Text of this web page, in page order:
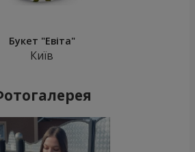
Букет "Евіта"
Київ